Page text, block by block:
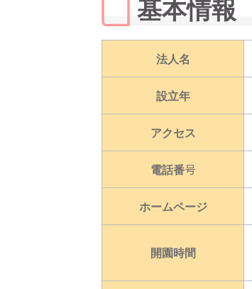
基本情報
法人名
設立年
アクセス
電話番号
ホームページ
開園時間